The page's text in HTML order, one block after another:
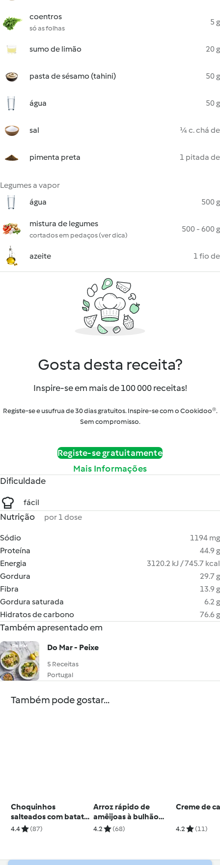
coentros
só as folhas
5 g
sumo de limão 20 g
pasta de sésamo (tahini) 50 g
água 50 g
sal ¼ c. chá de
pimenta preta 1 pitada de
Legumes a vapor
água
500 g
mistura de legumes
cortados em pedaços (ver dica)
500 - 600 g
azeite 1 fio de
Gosta desta receita?
Inspire-se em mais de 100 000 receitas!
Registe-se e usufrua de 30 dias gratuitos. Inspire-se com o Cookidoo®.
Sem compromisso.
Registe-se gratuitamente
Mais Informações
Dificuldade
fácil
Nutrição por 1 dose
Sódio
1194 mg
Proteína
44.9 g
Energia
3120.2 kJ / 745.7 kcal
Gordura
29.7 g
Fibra
13.9 g
Gordura saturada
6.2 g
Hidratos de carbono
76.6 g
Também apresentado em
Do Mar - Peixe
5 Receitas
Portugal
Também pode gostar...
Choquinhos
salteados com batata
a murro
4.4 (87)
Arroz rápido de
amêijoas à bulhão
pato
4.2 (68)
Creme de
4.2 (11)